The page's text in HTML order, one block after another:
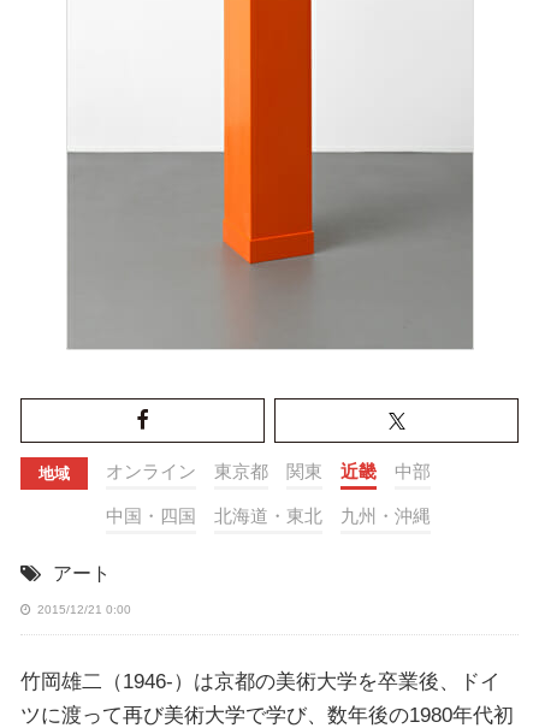
地域 オンライン 東京都 関東 近畿 中部
中国・四国 北海道・東北 九州・沖縄
アート
2015/12/21 0:00
竹岡雄二（1946-）は京都の美術大学を卒業後、ドイ
ツに渡って再び美術大学で学び、数年後の1980年代初